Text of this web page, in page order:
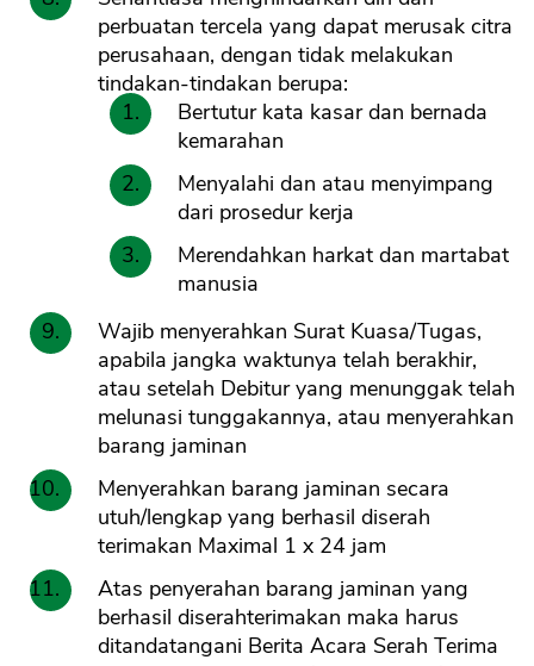
perbuatan tercela yang dapat merusak citra
perusahaan, dengan tidak melakukan
tindakan-tindakan berupa:
Bertutur kata kasar dan bernada
kemarahan
Menyalahi dan atau menyimpang
dari prosedur kerja
Merendahkan harkat dan martabat
manusia
Wajib menyerahkan Surat Kuasa/Tugas,
apabila jangka waktunya telah berakhir,
atau setelah Debitur yang menunggak telah
melunasi tunggakannya, atau menyerahkan
barang jaminan
Menyerahkan barang jaminan secara
utuh/lengkap yang berhasil diserah
terimakan Maximal 1 x 24 jam
Atas penyerahan barang jaminan yang
berhasil diserahterimakan maka harus
ditandatangani Berita Acara Serah Terima